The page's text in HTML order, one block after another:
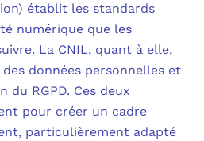
établit les standards
numérique que les
La CNIL, quant à elle,
données personnelles et
du RGPD. Ces deux
pour créer un cadre
particulièrement adapté